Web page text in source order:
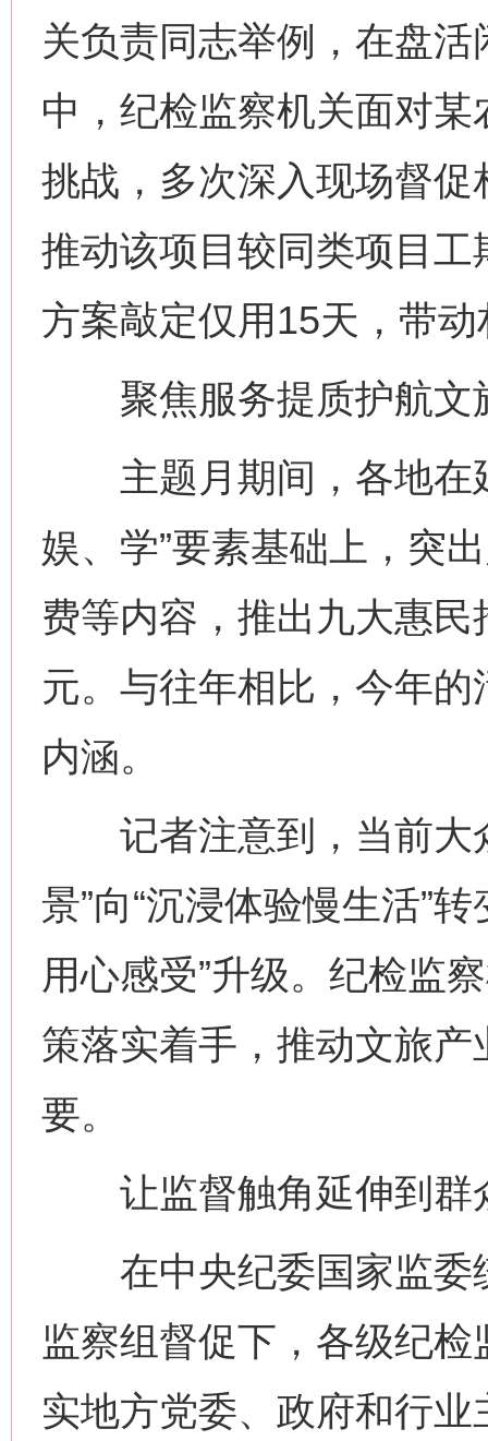
关负责同志举例，在盘
中，纪检监察机关面对
挑战，多次深入现场督
推动该项目较同类项目
方案敲定仅用15天，带
聚焦服务提质护航文
主题月期间，各地在
娱、学”要素基础上，突
费等内容，推出九大惠
元。与往年相比，今年
内涵。
记者注意到，当前大
景”向“沉浸体验慢生活”
用心感受”升级。纪检监
策落实着手，推动文旅
要。
让监督触角延伸到
在中央纪委国家监委
监察组督促下，各级纪
实地方党委、政府和行